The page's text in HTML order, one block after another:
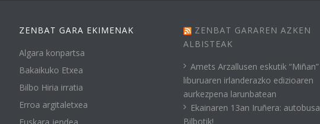
ZENBAT GARA EKIMENAK
Algara konpartsa
Bakaikuko Etxea
Bilbo Hiria irratia
Erroa argitaletxea
ZENBAT GARAREN AZKEN
ALBISTEAK
Amets Arzallusen eskutik “Miñan”
liburuaren irlanderazko edizioaren
aurkezpena larunbatean
Ekainaren 13an Iruñera: autobusa
Bilbotik!